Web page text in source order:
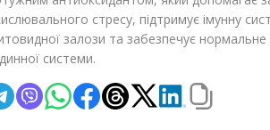
стресу, підтримує імунну
залози та забезпечує
системи.